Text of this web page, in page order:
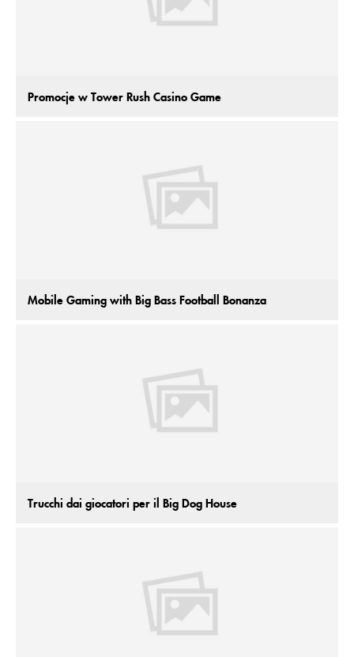
Promocje w Tower Rush Casino Game
Mobile Gaming with Big Bass Football Bonanza
Trucchi dai giocatori per il Big Dog House